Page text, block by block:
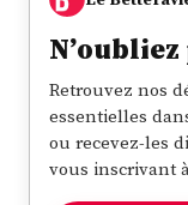
Retrouvez nos
essentielles
ou recevez-les
vous inscrivant